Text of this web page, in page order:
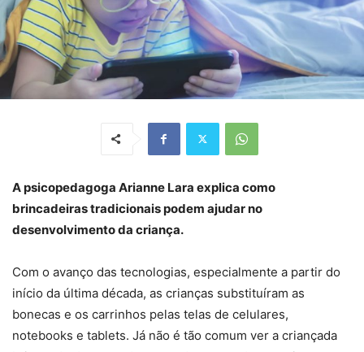
A psicopedagoga Arianne Lara explica como
brincadeiras tradicionais podem ajudar no
desenvolvimento da criança.
Com o avanço das tecnologias, especialmente a partir do
início da última década, as crianças substituíram as
bonecas e os carrinhos pelas telas de celulares,
notebooks e tablets. Já não é tão comum ver a criançada